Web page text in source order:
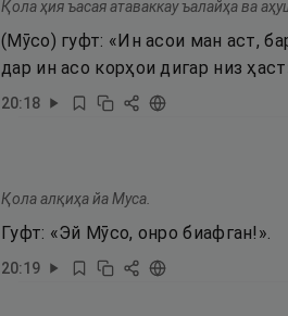
Қола ҳия ъасая атаваккау ъалайҳа ва
(Мӯсо) гуфт: «Ин асои ман аст,
дар ин асо корҳои дигар низ
20:18
Қола алқиҳа йа Муса.
Гуфт: «Эй Мӯсо, онро биафган!».
20:19